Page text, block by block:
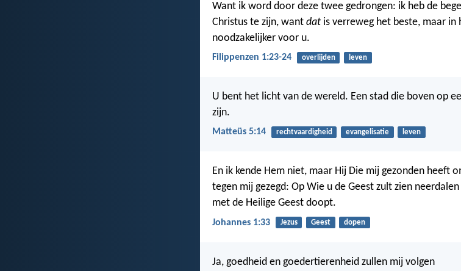
Want ik word door deze twee gedrongen: ik heb de
Christus te zijn, want dat is verreweg het beste, maar in
noodzakelijker voor u.
Filippenzen 1:23-24 overlijden leven
U bent het licht van de wereld. Een stad die boven op
zijn.
Matteüs 5:14 rechtvaardigheid evangelisatie leven
En ik kende Hem niet, maar Hij Die mij gezonden heeft
tegen mij gezegd: Op Wie u de Geest zult zien
met de Heilige Geest doopt.
Johannes 1:33 Jezus Geest dopen
Ja, goedheid en goedertierenheid zullen mij volgen